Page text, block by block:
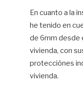
En cuanto a la
he tenido en
de 6mm desde
vivienda, con
protecciónes
vivienda.